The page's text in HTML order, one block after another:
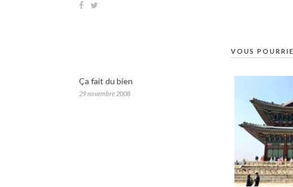
VOUS
Ça fait du bien
29 novembre 2008